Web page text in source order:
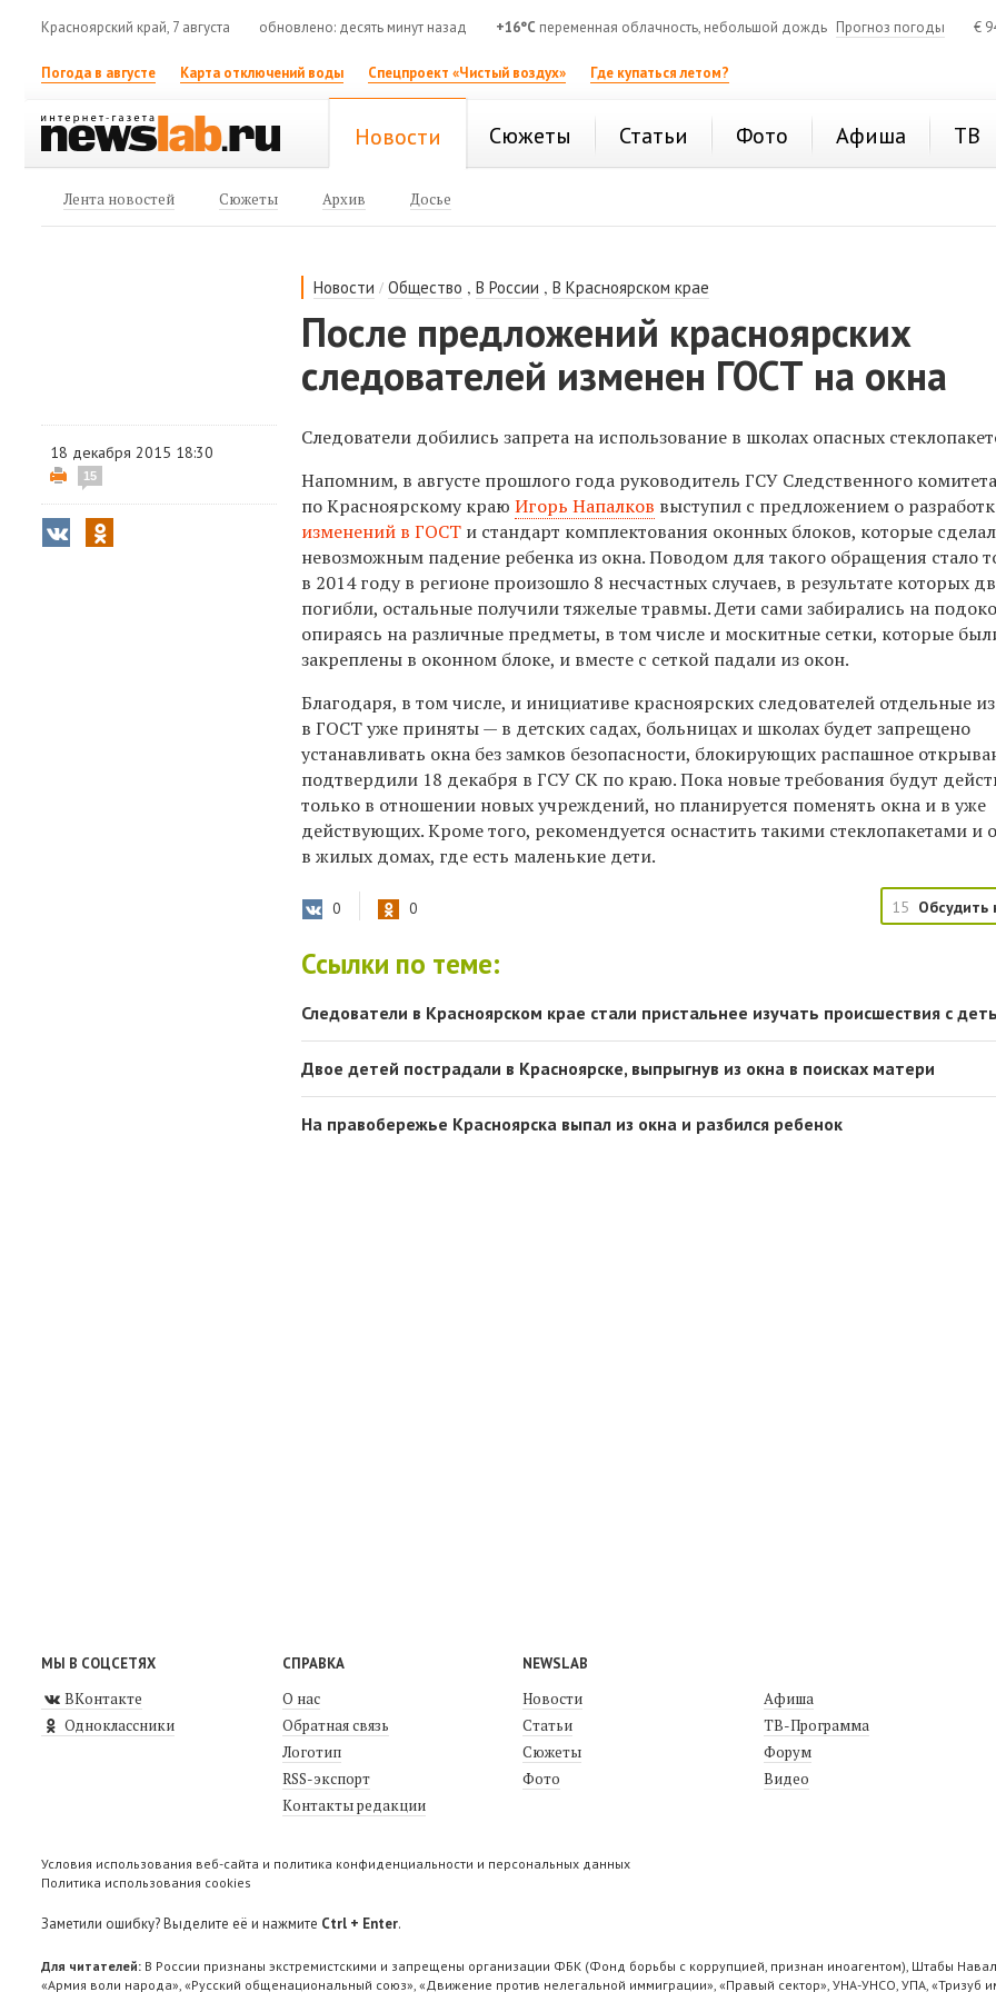
Красноярский край, 7 августа обновлено: десять минут назад +16°C переменная облачность, небольшой дождь Прогноз погоды €
Погода в августе Карта отключений воды Спецпроект «Чистый воздух» Где купаться летом?
Новости Сюжеты Статьи Фото Афиша ТВ
Лента новостей Сюжеты Архив Досье
Новости /Общество ,В России ,В Красноярском крае
После предложений красноярских
следователей изменен ГОСТ на окна
18 декабря 2015 18:30
15
Следователи добились запрета на использование в школах опасных
Напомним, в августе прошлого года руководитель ГСУ Следственного
по Красноярскому краюИгорь Напалков выступил с предложением о
изменений в ГОСТ и стандарт комплектования оконных блоков, которые
невозможным падение ребенка из окна. Поводом для такого обращения стало
в 2014 году в регионе произошло 8 несчастных случаев, в результате которых
погибли, остальные получили тяжелые травмы. Дети сами забирались на
опираясь на различные предметы, в том числе и москитные сетки, которые
закреплены в оконном блоке, и вместе с сеткой падали из окон.
Благодаря, в том числе, и инициативе красноярских следователей отдельные
в ГОСТ уже приняты — в детских садах, больницах и школах будет запрещено
устанавливать окна без замков безопасности, блокирующих распашное
подтвердили 18 декабря в ГСУ СК по краю. Пока новые требования будут
только в отношении новых учреждений, но планируется поменять окна и в уже
действующих. Кроме того, рекомендуется оснастить такими стеклопакетами и
в жилых домах, где есть маленькие дети.
0 0 15 Обсудить
Ссылки по теме:
Следователи в Красноярском крае стали пристальнее изучать происшествия с
Двое детей пострадали в Красноярске, выпрыгнув из окна в поисках матери
На правобережье Красноярска выпал из окна и разбился ребенок
МЫ В СОЦСЕТЯХ
ВКонтакте
Одноклассники
СПРАВКА
О нас
Обратная связь
Логотип
RSS-экспорт
Контакты редакции
NEWSLAB
Новости
Статьи
Сюжеты
Фото
Афиша
ТВ-Программа
Форум
Видео
Условия использования веб-сайта и политика конфиденциальности и персональных данных
Политика использования cookies
Заметили ошибку? Выделите её и нажмите Ctrl + Enter.
Для читателей: В России признаны экстремистскими и запрещены организации ФБК (Фонд борьбы с коррупцией, признан иноагентом), Штабы
«Армия воли народа», «Русский общенациональный союз», «Движение против нелегальной иммиграции», «Правый сектор», УНА-УНСО, УПА, «Тризуб